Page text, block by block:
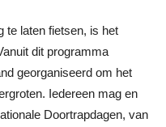
te laten fietsen, is het
dit programma
georganiseerd om het
Iedereen mag en
Doortrapdagen, van